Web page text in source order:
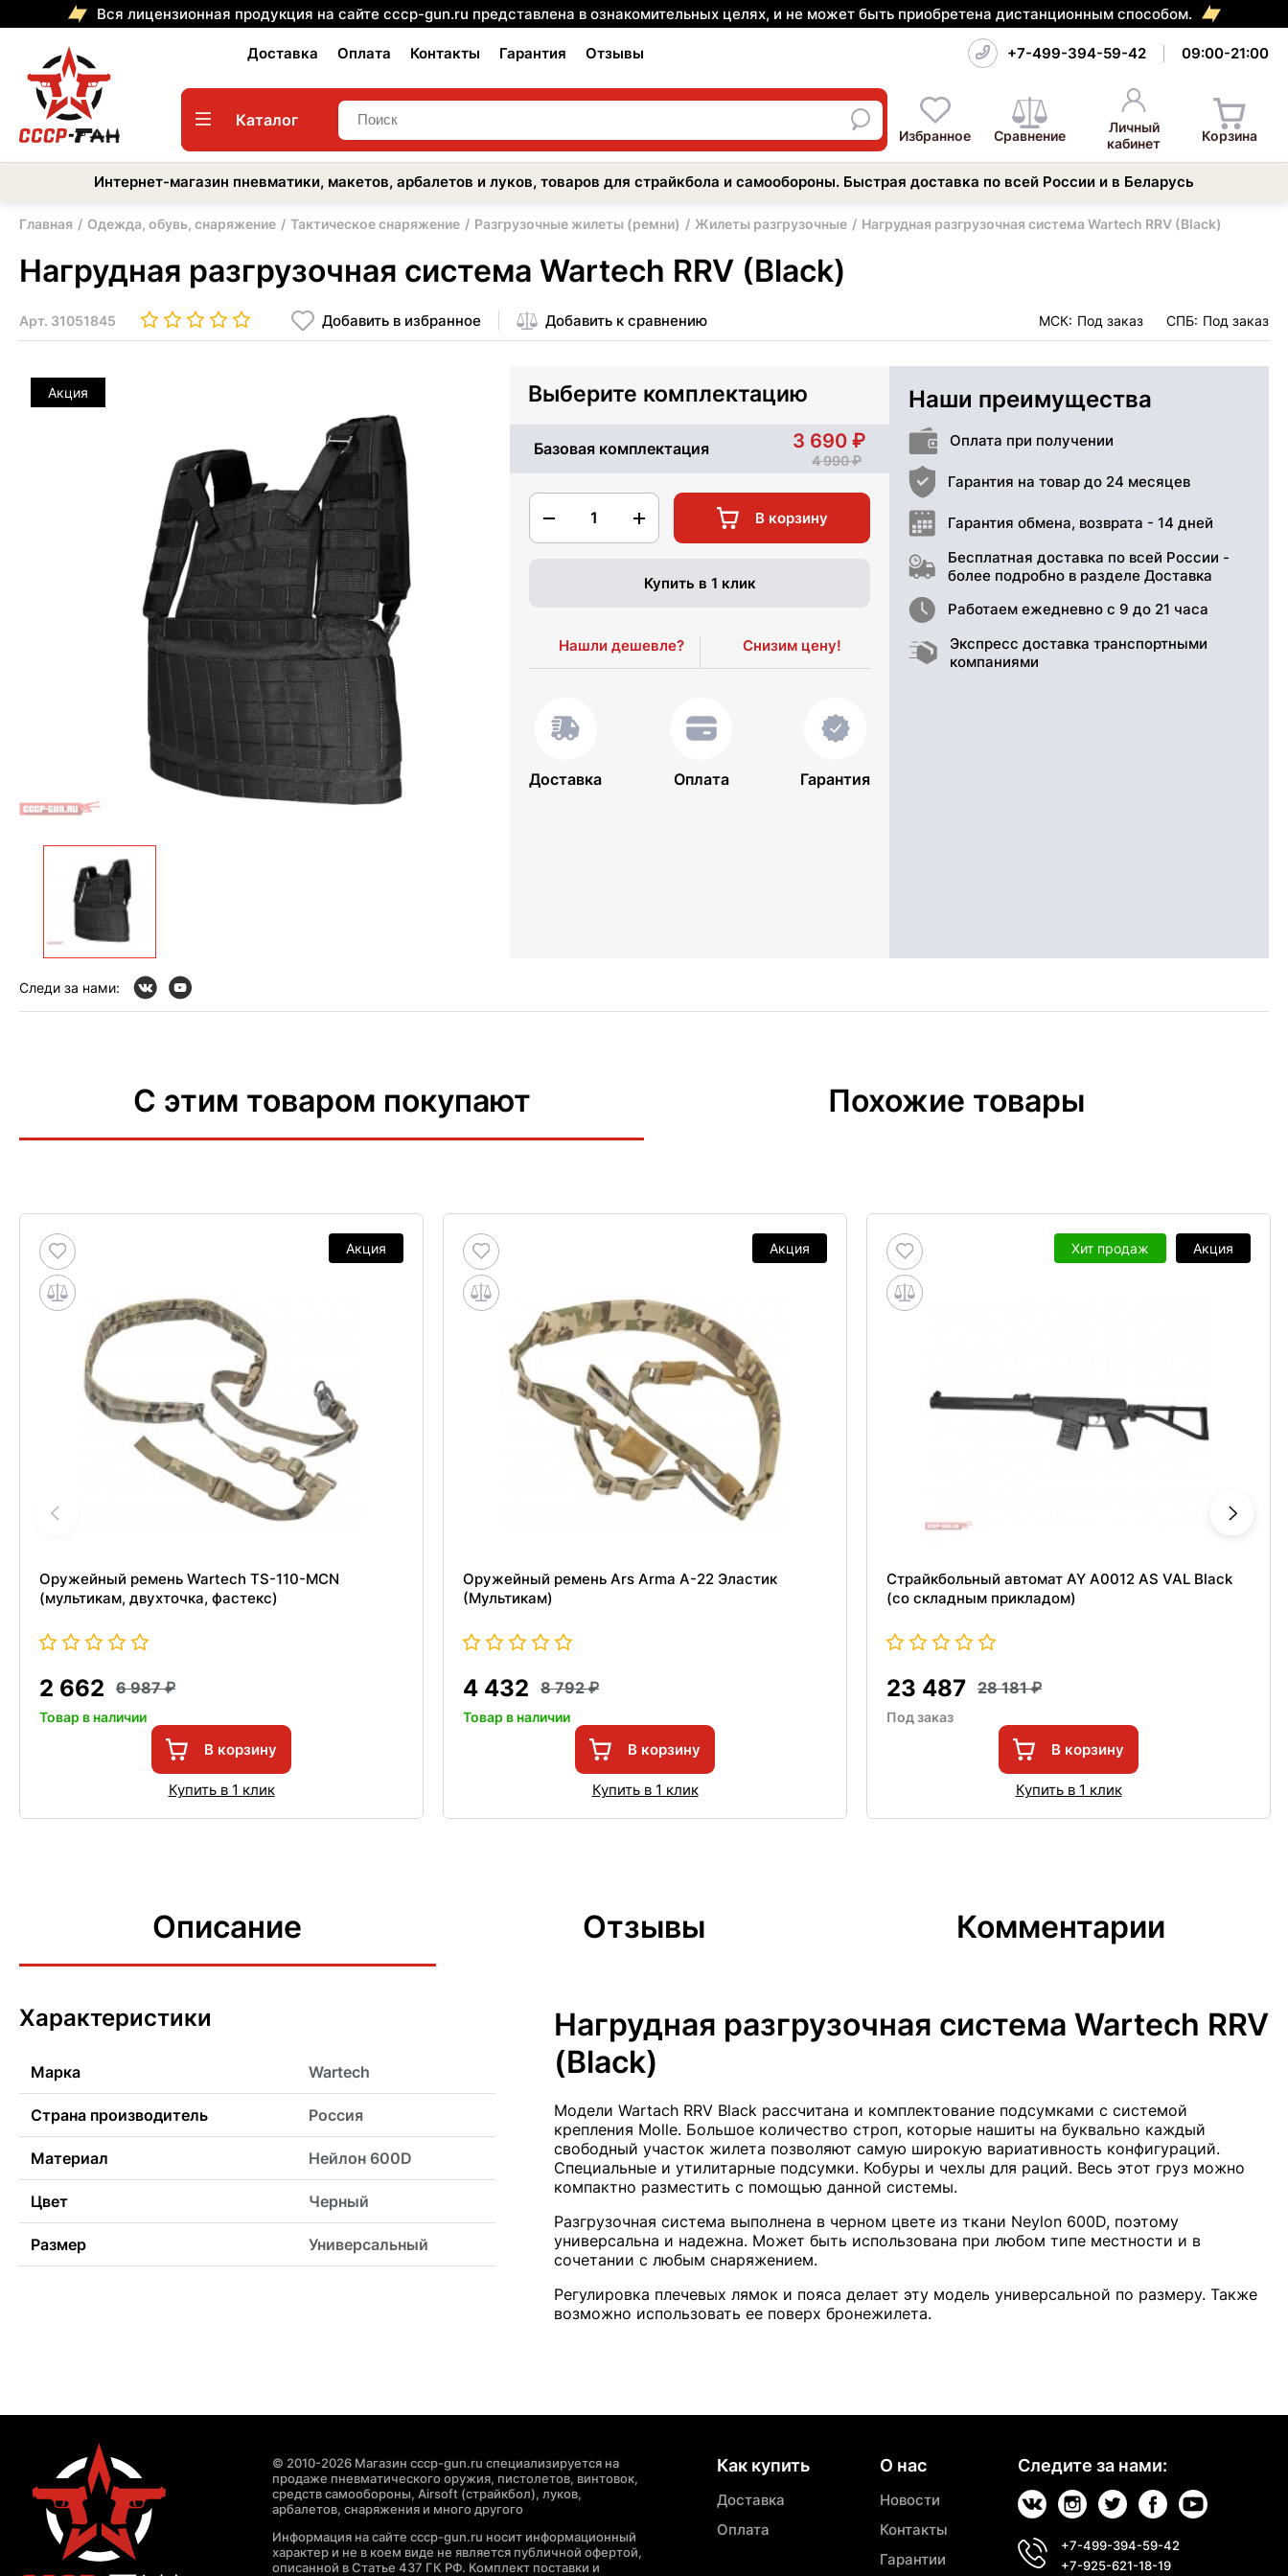
Вся лицензионная продукция на сайте cccp-gun.ru представлена в ознакомительных целях, и не может быть приобретена дистанционным способом.
Доставка Оплата Контакты Гарантия Отзывы +7-499-394-59-42 09:00-21:00
Каталог
Избранное Сравнение
Личный
кабинет
Корзина
Интернет-магазин пневматики, макетов, арбалетов и луков, товаров для страйкбола и самообороны. Быстрая доставка по всей России и в Беларусь
Главная Одежда, обувь, снаряжение Тактическое снаряжение Разгрузочные жилеты (ремни) Жилеты разгрузочные Нагрудная разгрузочная система Wartech RRV (Black)
Нагрудная разгрузочная система Wartech RRV (Black)
Арт. 31051845 Добавить в избранное Добавить к сравнению МСК: Под заказ СПБ: Под заказ
Акция Выберите комплектацию
Базовая комплектация 3 690
4 990
1 В корзину
Купить в 1 клик
Нашли дешевле? Снизим цену!
Доставка Оплата Гарантия
Наши преимущества
Оплата при получении
Гарантия на товар до 24 месяцев
Гарантия обмена, возврата - 14 дней
Бесплатная доставка по всей России -
более подробно в разделе Доставка
Работаем ежедневно с 9 до 21 часа
Экспресс доставка транспортными
компаниями
Следи за нами:
С этим товаром покупают Похожие товары
Акция
Оружейный ремень Wartech TS-110-MCN
(мультикам, двухточка, фастекс)
2 662 6 987
Товар в наличии
В корзину
Купить в 1 клик
Акция
Оружейный ремень Ars Arma А-22 Эластик
(Мультикам)
4 432 8 792
Товар в наличии
В корзину
Купить в 1 клик
Хит продаж Акция
Страйкбольный автомат AY A0012 AS VAL Black
(со складным прикладом)
23 487 28 181
Под заказ
В корзину
Купить в 1 клик
Описание Отзывы Комментарии
Характеристики
Марка Wartech
Страна производитель Россия
Материал Нейлон 600D
Цвет Черный
Размер Универсальный
Нагрудная разгрузочная система Wartech RRV
(Black)
Модели Wartach RRV Black рассчитана и комплектование подсумками с системой
крепления Molle. Большое количество строп, которые нашиты на буквально каждый
свободный участок жилета позволяют самую широкую вариативность конфигураций.
Специальные и утилитарные подсумки. Кобуры и чехлы для раций. Весь этот груз можно
компактно разместить с помощью данной системы.
Разгрузочная система выполнена в черном цвете из ткани Neylon 600D, поэтому
универсальна и надежна. Может быть использована при любом типе местности и в
сочетании с любым снаряжением.
Регулировка плечевых лямок и пояса делает эту модель универсальной по размеру. Также
возможно использовать ее поверх бронежилета.
© 2010-2026 Магазин cccp-gun.ru специализируется на
продаже пневматического оружия, пистолетов, винтовок,
средств самообороны, Airsoft (страйкбол), луков,
арбалетов, снаряжения и много другого
Информация на сайте cccp-gun.ru носит информационный
характер и не в коем виде не является публичной офертой,
описанной в Статье 437 ГК РФ. Комплект поставки и
Как купить
Доставка
Оплата
О нас
Новости
Контакты
Гарантии
Следите за нами:
+7-499-394-59-42
+7-925-621-18-19